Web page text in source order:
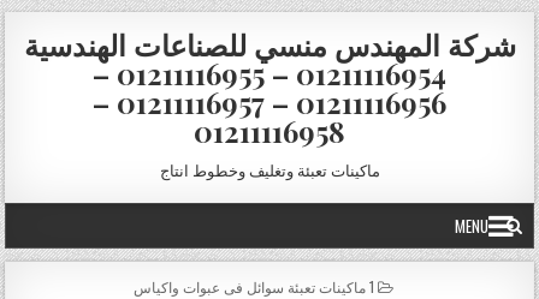
Skip to content
شركة المهندس منسي للصناعات الهندسية
01211116954 – 01211116955 –
01211116956 – 01211116957 –
01211116958
ماكينات تعبئة وتغليف وخطوط انتاج
MENU
POSTED IN1 ماكينات تعبئة سوائل فى عبوات واكياس